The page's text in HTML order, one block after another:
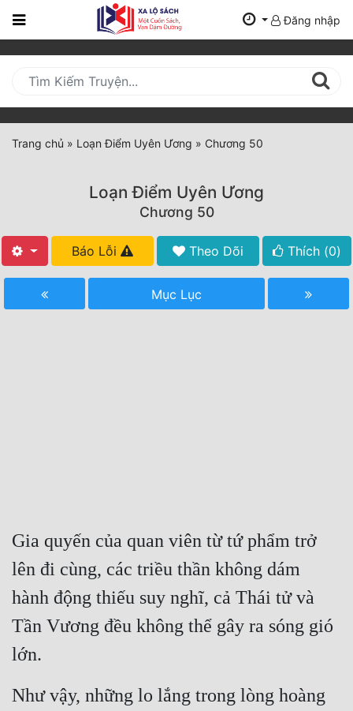
Trang
Mới
Cập
Nhật
(current)
Tất Cả
Truyện ngắn
Xa Lộ Dịch
Cung Đấu
Cạnh Kỹ
Cổ Tiên Hiệp
Đăng nhập
Trang chủ » Loạn Điểm Uyên Ương » Chương 50
Loạn Điểm Uyên Ương
Chương 50
Báo Lỗi Theo Dõi Thích (0)
Mục Lục
Gia quyến của quan viên từ tứ phẩm trở
lên đi cùng, các triều thần không dám
hành động thiếu suy nghĩ, cả Thái tử và
Tần Vương đều không thể gây ra sóng gió
lớn.
Như vậy, những lo lắng trong lòng hoàng